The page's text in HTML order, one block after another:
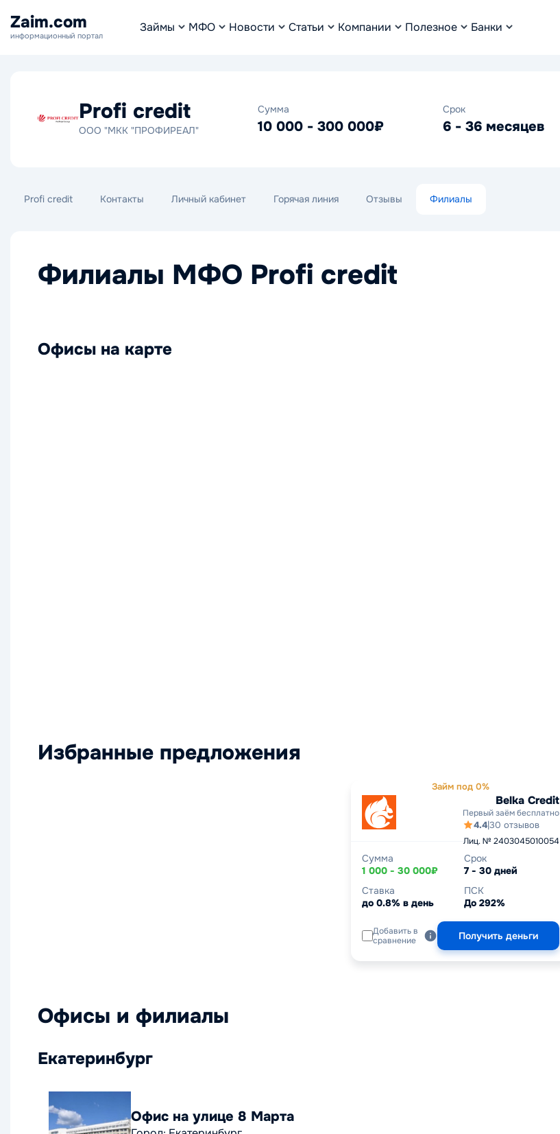
Zaim.com
информационный портал
Займы МФО Новости Статьи Компании Полезное Банки
Profi credit
ООО "МКК "ПРОФИРЕАЛ"
Сумма
10 000 - 300 000₽
Срок
6 - 36 месяцев
Profi credit Контакты Личный кабинет Горячая линия Отзывы Филиалы
Филиалы МФО Profi credit
Офисы на карте
Избранные предложения
Займ под 0%
Belka Credit
Первый заём бесплатно
Лиц. № 2403045010054
4.4|30 отзывов
Сумма
1 000 - 30 000₽
Срок
7 - 30 дней
Ставка
до 0.8% в день
ПСК
До 292%
Добавить в
сравнение
Получить деньги
Офисы и филиалы
Екатеринбург
Офис на улице 8 Марта